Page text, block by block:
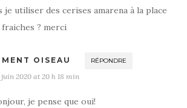
je utiliser des cerises amarena à la place
fraiches ? merci
OISEAU RÉPONDRE
juin 2020 at 20 h 18 min
je pense que oui!